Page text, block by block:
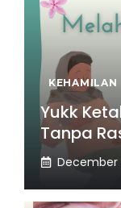
KEHAMILAN
Yukk
Tanpa
December